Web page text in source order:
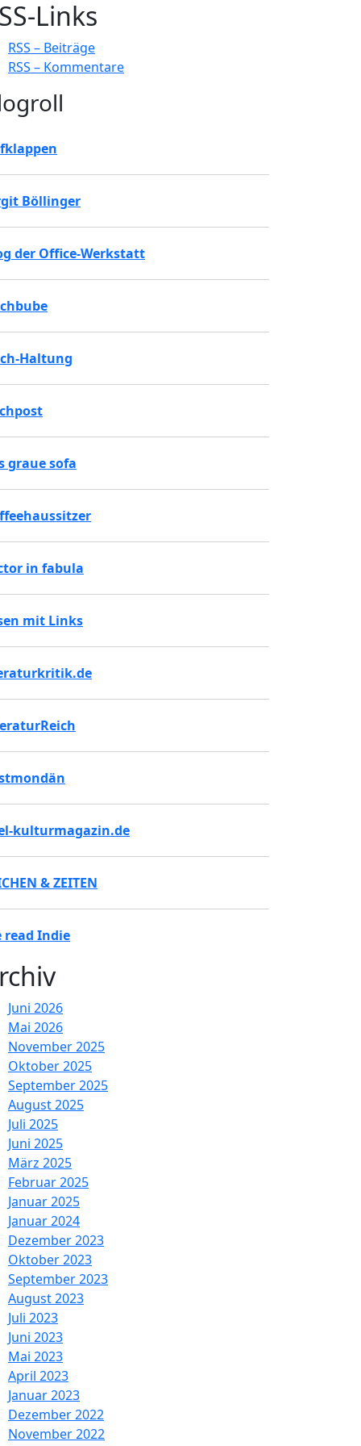
Links
RSS – Beiträge
RSS – Kommentare
Böllinger
der Office-Werkstatt
Haltung
graue sofa
in fabula
mit Links
kulturmagazin.de
& ZEITEN
read Indie
Juni 2026
Mai 2026
November 2025
Oktober 2025
September 2025
August 2025
Juli 2025
Juni 2025
März 2025
Februar 2025
Januar 2025
Januar 2024
Dezember 2023
Oktober 2023
September 2023
August 2023
Juli 2023
Juni 2023
Mai 2023
April 2023
Januar 2023
Dezember 2022
November 2022